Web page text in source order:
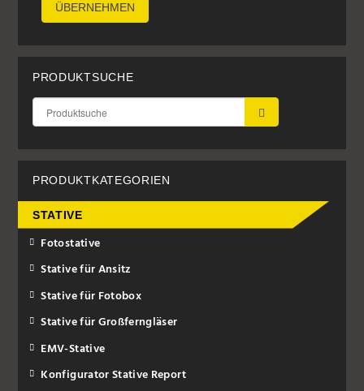
ÜBERNEHMEN
PRODUKTSUCHE
PRODUKTKATEGORIEN
STATIVE
Fotostative
Stative für Ansitz
Stative für Fotobox
Stative für Großferngläser
EMV-Stative
Konfigurator Stative Report